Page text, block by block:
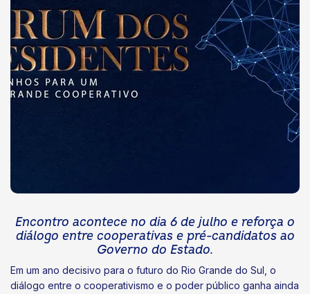
Encontro acontece no dia 6 de julho e reforça o
diálogo entre cooperativas e pré-candidatos ao
Governo do Estado.
Em um ano decisivo para o futuro do Rio Grande do Sul, o
diálogo entre o cooperativismo e o poder público ganha ainda